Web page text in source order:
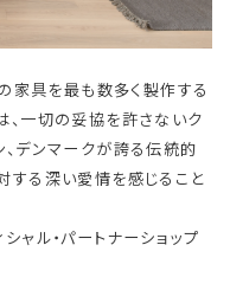
家具を最も数多く製作する
一切の妥協を許さないク
、デンマークが誇る伝統的
する深い愛情を感じること
ャル・パートナーショップ